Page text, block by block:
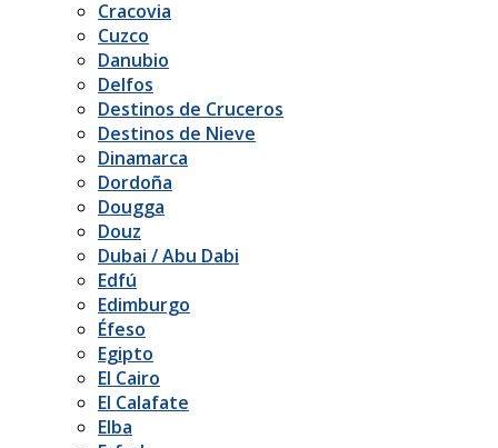
Cracovia
Cuzco
Danubio
Delfos
Destinos de Cruceros
Destinos de Nieve
Dinamarca
Dordoña
Dougga
Douz
Dubai / Abu Dabi
Edfú
Edimburgo
Éfeso
Egipto
El Cairo
El Calafate
Elba